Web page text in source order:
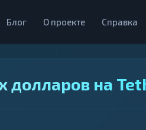
Блог О проекте Справка
на